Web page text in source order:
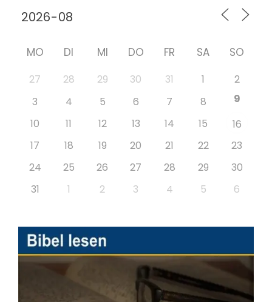
MO DI MI DO FR SA SO
27 28 29 30 31 1
2
3
4 5 6 7 8
9
10
11 12 13 14 15
16
17
18 19 20 21 22
23
24
25 26 27 28 29
30
31
1 2 3 4 5 6